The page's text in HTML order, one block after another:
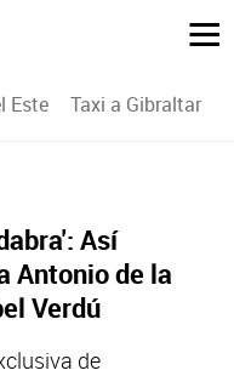
Este Taxi a Gibraltar
Así
Antonio de la
Verdú
de